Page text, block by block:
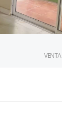
VENTA